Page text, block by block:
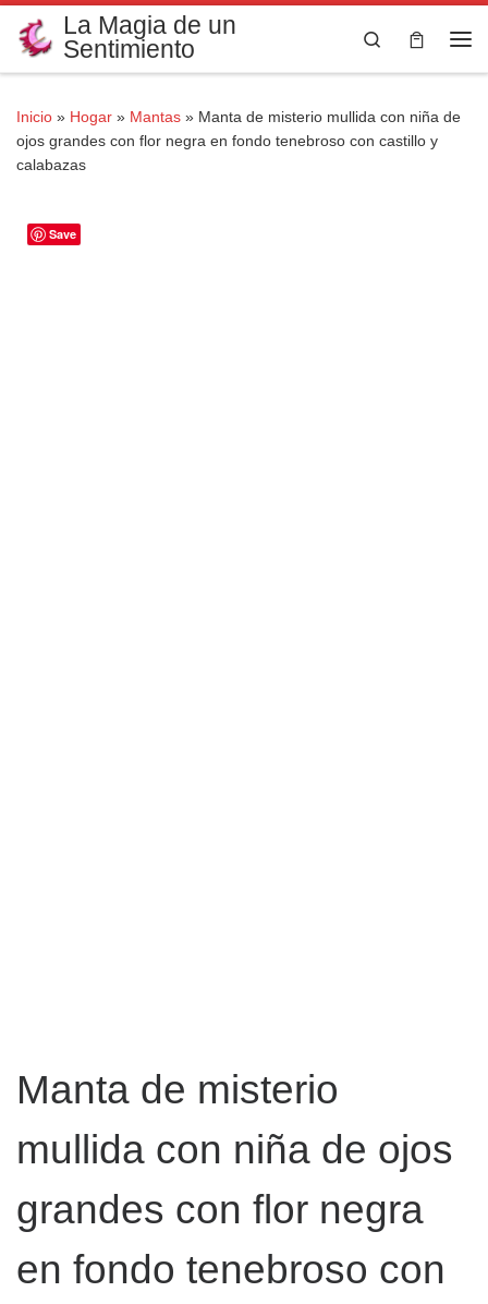
Saltar al contenido
La Magia de un
Sentimiento
Search
Inicio » Hogar » Mantas » Manta de misterio mullida con niña de
ojos grandes con flor negra en fondo tenebroso con castillo y
calabazas
Save
Manta de misterio
mullida con niña de ojos
grandes con flor negra
en fondo tenebroso con